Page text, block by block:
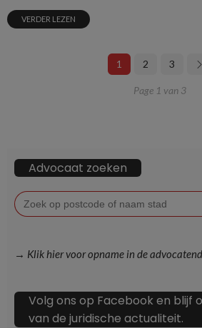
VERDER LEZEN
1 2 3
Page 1 van 3
Advocaat zoeken
Zoek
naar:
→ Klik hier voor opname in de
Volg ons op Facebook en blijf
van de juridische actualiteit.